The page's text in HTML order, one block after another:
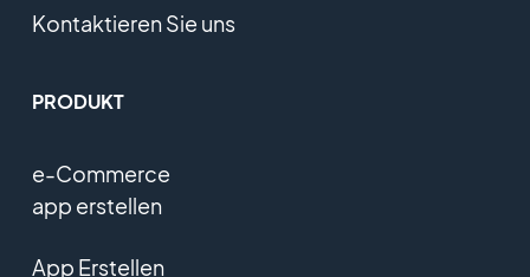
Kontaktieren Sie uns
PRODUKT
e-Commerce
app erstellen
App Erstellen